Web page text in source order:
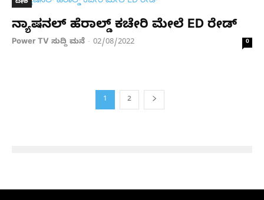
ದೇಶ
ನ್ಯಾಷನಲ್ ಹೆರಾಲ್ಡ್​ ಕಚೇರಿ ಮೇಲೆ ED ರೇಡ್
Power TV ಸುದ್ದಿ ಮನೆ - 02/08/2022 0
1 2